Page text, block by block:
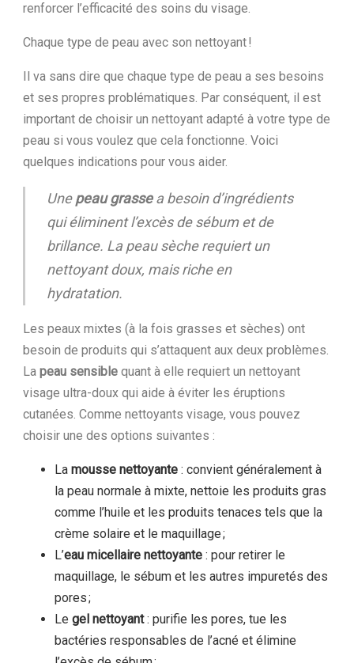
renforcer l’efficacité des soins du visage.
Chaque type de peau avec son nettoyant !
Il va sans dire que chaque type de peau a ses besoins
et ses propres problématiques. Par conséquent, il est
important de choisir un nettoyant adapté à votre type de
peau si vous voulez que cela fonctionne. Voici
quelques indications pour vous aider.
Unepeau grassea besoin d’ingrédients
qui éliminent l’excès de sébum et de
brillance. La peau sèche requiert un
nettoyant doux, mais riche en
hydratation.
Les peaux mixtes (à la fois grasses et sèches) ont
besoin de produits qui s’attaquent aux deux problèmes.
La peau sensible quant à elle requiert un nettoyant
visage ultra-doux qui aide à éviter les éruptions
cutanées. Comme nettoyants visage, vous pouvez
choisir une des options suivantes :
La mousse nettoyante : convient généralement à
la peau normale à mixte, nettoie les produits gras
comme l’huile et les produits tenaces tels que la
crème solaire et le maquillage ;
L’eau micellaire nettoyante : pour retirer le
maquillage, le sébum et les autres impuretés des
pores ;
Le gel nettoyant: purifie les pores, tue les
bactéries responsables de l’acné et élimine